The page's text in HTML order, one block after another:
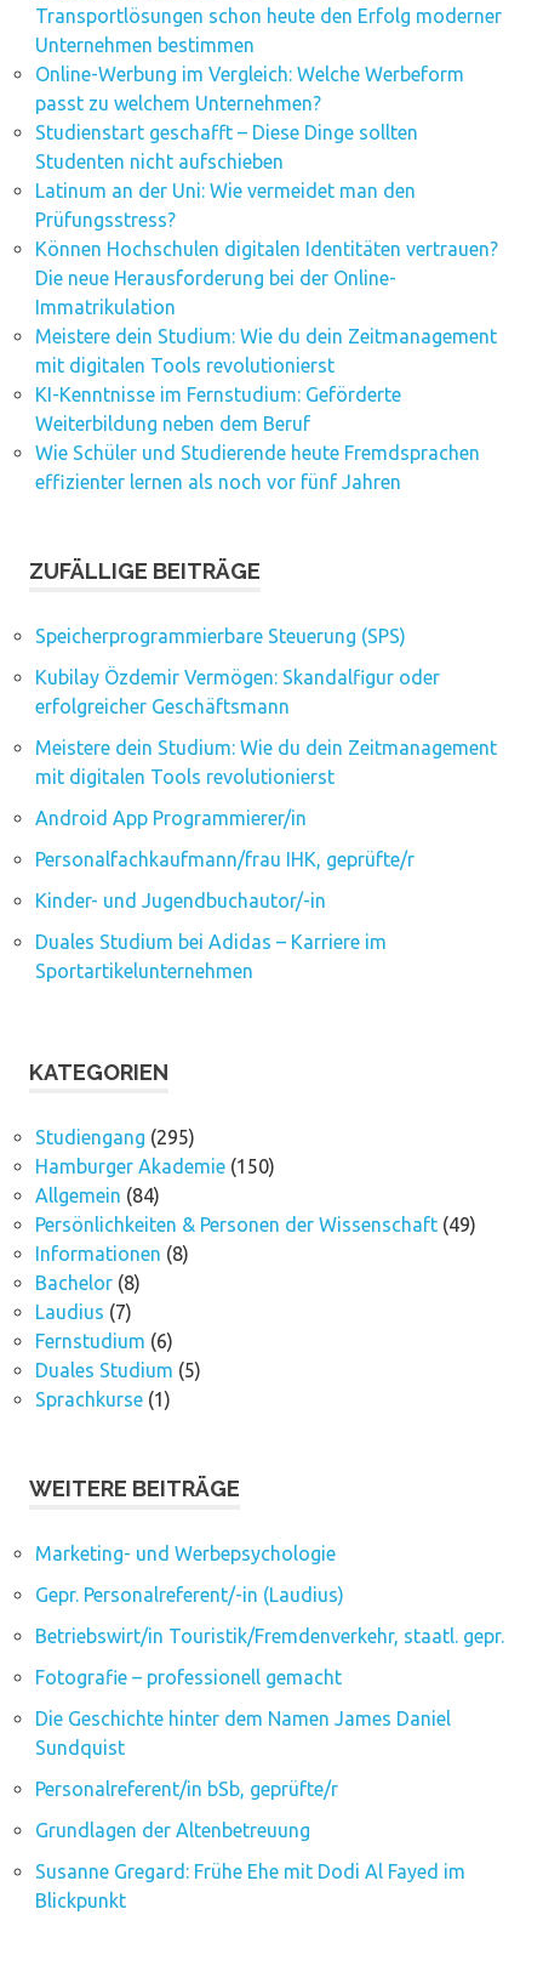
Transportlösungen schon heute den Erfolg moderner
Unternehmen bestimmen
Online-Werbung im Vergleich: Welche Werbeform
passt zu welchem Unternehmen?
Studienstart geschafft – Diese Dinge sollten
Studenten nicht aufschieben
Latinum an der Uni: Wie vermeidet man den
Prüfungsstress?
Können Hochschulen digitalen Identitäten vertrauen?
Die neue Herausforderung bei der Online-
Immatrikulation
Meistere dein Studium: Wie du dein Zeitmanagement
mit digitalen Tools revolutionierst
KI-Kenntnisse im Fernstudium: Geförderte
Weiterbildung neben dem Beruf
Wie Schüler und Studierende heute Fremdsprachen
effizienter lernen als noch vor fünf Jahren
ZUFÄLLIGE BEITRÄGE
Speicherprogrammierbare Steuerung (SPS)
Kubilay Özdemir Vermögen: Skandalfigur oder
erfolgreicher Geschäftsmann
Meistere dein Studium: Wie du dein Zeitmanagement
mit digitalen Tools revolutionierst
Android App Programmierer/in
Personalfachkaufmann/frau IHK, geprüfte/r
Kinder- und Jugendbuchautor/-in
Duales Studium bei Adidas – Karriere im
Sportartikelunternehmen
KATEGORIEN
Studiengang (295)
Hamburger Akademie(150)
Allgemein (84)
Persönlichkeiten & Personen der Wissenschaft(49)
Informationen (8)
Bachelor(8)
Laudius (7)
Fernstudium (6)
Duales Studium (5)
Sprachkurse(1)
WEITERE BEITRÄGE
Marketing- und Werbepsychologie
Gepr. Personalreferent/-in (Laudius)
Betriebswirt/in Touristik/Fremdenverkehr, staatl. gepr.
Fotografie – professionell gemacht
Die Geschichte hinter dem Namen James Daniel
Sundquist
Personalreferent/in bSb, geprüfte/r
Grundlagen der Altenbetreuung
Susanne Gregard: Frühe Ehe mit Dodi Al Fayed im
Blickpunkt